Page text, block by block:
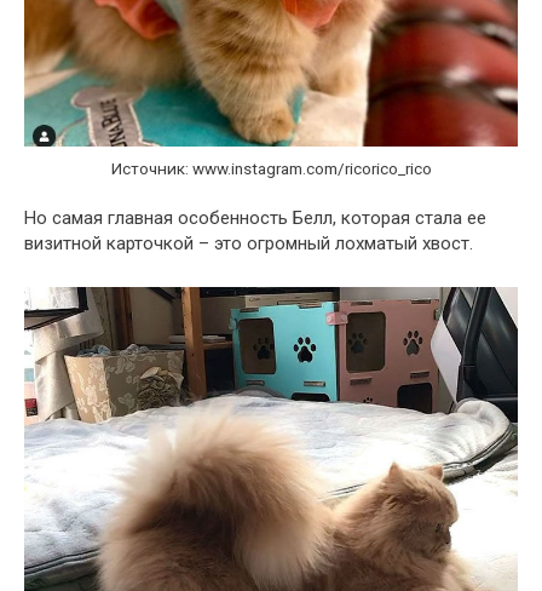
Источник: www.instagram.com/ricorico_rico
Но самая главная особенность Белл, которая стала ее
визитной карточкой – это огромный лохматый хвост.